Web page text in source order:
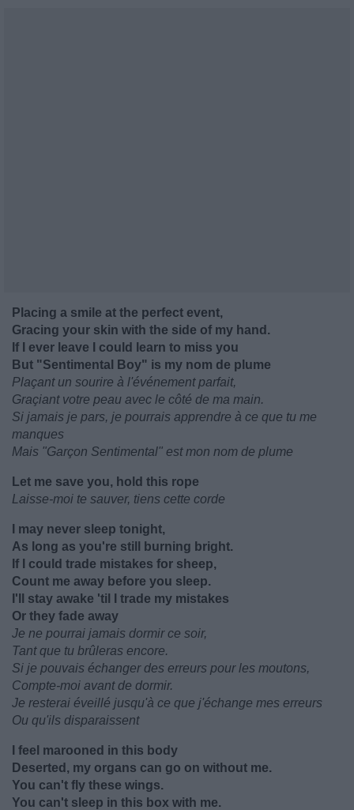
Placing a smile at the perfect event,
Gracing your skin with the side of my hand.
If I ever leave I could learn to miss you
But "Sentimental Boy" is my nom de plume
Plaçant un sourire à l'événement parfait,
Graçiant votre peau avec le côté de ma main.
Si jamais je pars, je pourrais apprendre à ce que tu me
manques
Mais "Garçon Sentimental" est mon nom de plume
Let me save you, hold this rope
Laisse-moi te sauver, tiens cette corde
I may never sleep tonight,
As long as you're still burning bright.
If I could trade mistakes for sheep,
Count me away before you sleep.
I'll stay awake 'til I trade my mistakes
Or they fade away
Je ne pourrai jamais dormir ce soir,
Tant que tu brûleras encore.
Si je pouvais échanger des erreurs pour les moutons,
Compte-moi avant de dormir.
Je resterai éveillé jusqu'à ce que j'échange mes erreurs
Ou qu'ils disparaissent
I feel marooned in this body
Deserted, my organs can go on without me.
You can't fly these wings.
You can't sleep in this box with me.